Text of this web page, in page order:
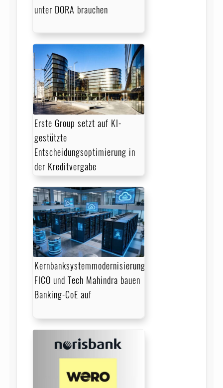
unter DORA brauchen
Erste Group setzt auf KI-
gestützte
Entscheidungsoptimierung in
der Kreditvergabe
Kernbanksystemmodernisierung:
FICO und Tech Mahindra bauen
Banking-CoE auf